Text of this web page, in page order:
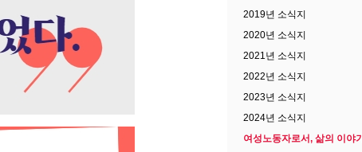
2019년 소식지
2020년 소식지
2021년 소식지
2022년 소식지
2023년 소식지
2024년 소식지
여성노동자로서, 삶의 이야기